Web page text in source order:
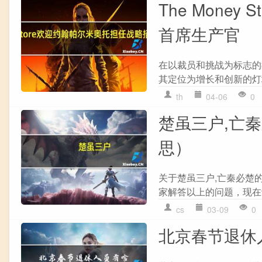
The Money
首席生产官
在以裁员和挑战为标志
其定位为增长和创新的
th 04-06 0
楚虽三户,亡
思）
关于楚虽三户,亡秦必楚
家解答以上的问题，现
cs 03-09 0
北京春节退